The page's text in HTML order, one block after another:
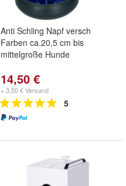
Anti Schling Napf versch
Farben ca.20,5 cm bis
mittelgroße Hunde
14,50 €
+ 3,50 € Versand
5